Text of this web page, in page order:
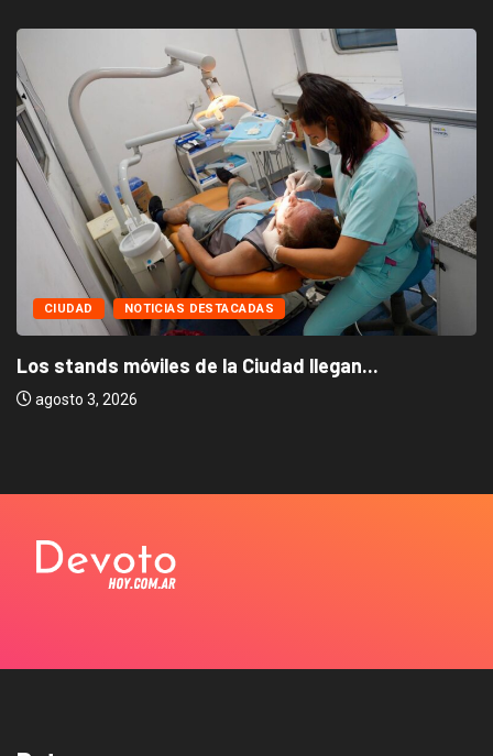
CIUDAD NOTICIAS DESTACADAS
Los stands móviles de la Ciudad llegan...
agosto 3, 2026